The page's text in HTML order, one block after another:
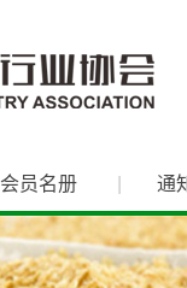
会员名册 通